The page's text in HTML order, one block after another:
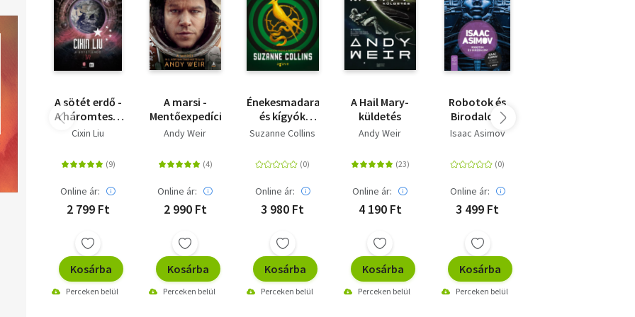
A sötét erdő -
A háromtest-
trilógia 2.
Cixin Liu
Online ár:
2 799 Ft
Kosárba
Perceken belül
A marsi -
Mentőexpedíció
Andy Weir
Online ár:
2 990 Ft
Kosárba
Perceken belül
Énekesmadarak
és kígyók
balladája
Suzanne Collins
Online ár:
3 980 Ft
Kosárba
Perceken belül
A Hail Mary-
küldetés
Andy Weir
Online ár:
4 190 Ft
Kosárba
Perceken belül
Robotok és
Birodalom
Isaac Asimov
Online ár:
3 499 Ft
Kosárba
Perceken belül